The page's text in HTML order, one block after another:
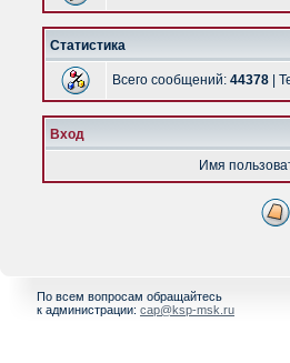
Статистика
Всего сообщений: 44378 |
Вход
Имя
По всем вопросам обращайтесь
к администрации: cap@ksp-msk.ru